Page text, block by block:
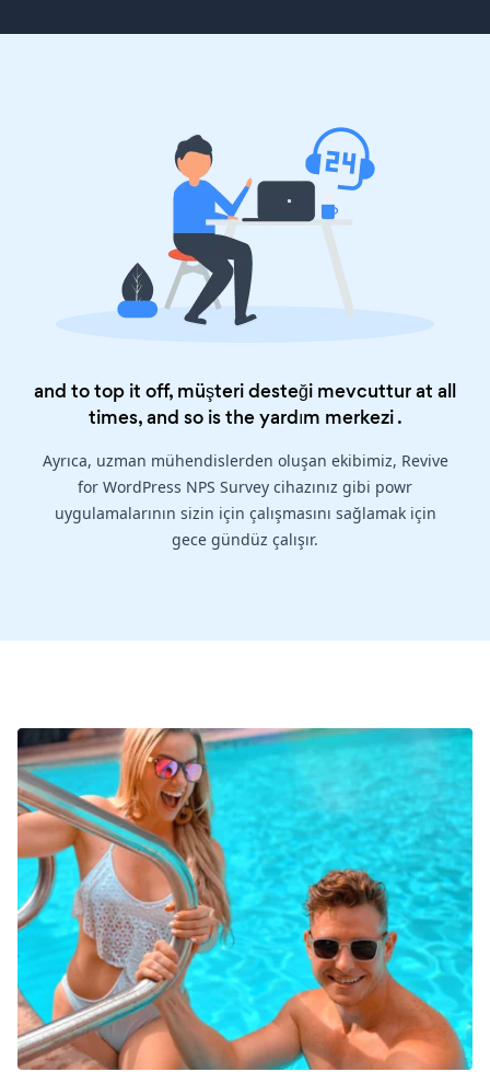
and to top it off, müşteri desteği mevcuttur at all
times, and so is theyardım merkezi.
Ayrıca, uzman mühendislerden oluşan ekibimiz, Revive
for WordPress NPS Survey cihazınız gibi powr
uygulamalarının sizin için çalışmasını sağlamak için
gece gündüz çalışır.